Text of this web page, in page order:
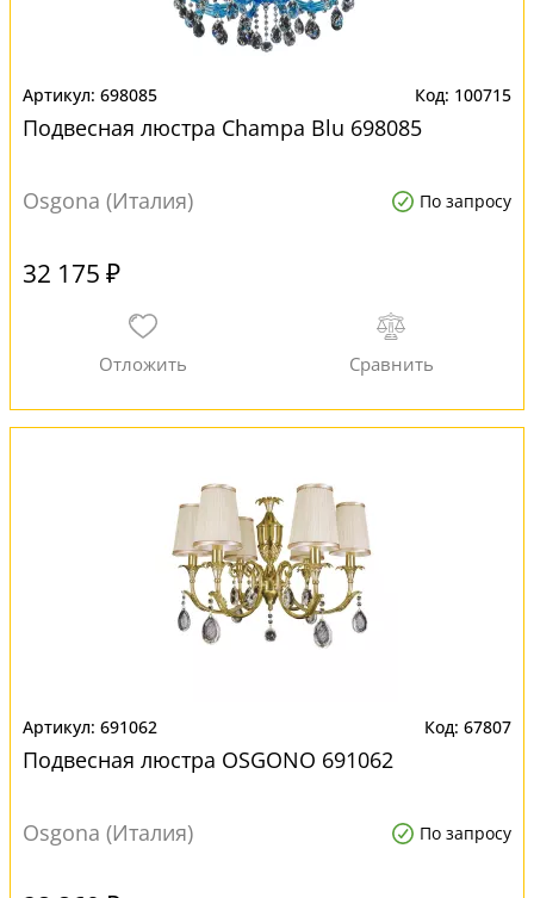
698085 100715
Подвесная люстра Champa Blu 698085
Osgona (Италия) По запросу
32 175 ₽
691062 67807
Подвесная люстра OSGONO 691062
Osgona (Италия) По запросу